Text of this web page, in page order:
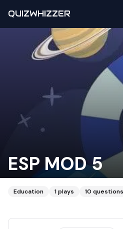
QUIZWHIZZER
ESP MOD 5
Education 1plays 10 questions